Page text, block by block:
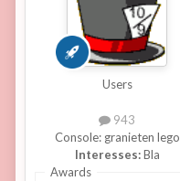
Users
943
Console: granieten lego
Interesses:Bla
Awards